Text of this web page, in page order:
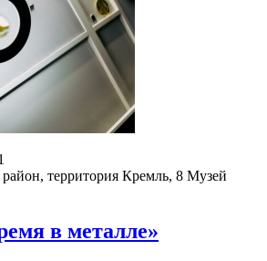
территория Кремль, 8 Музей
в металле»